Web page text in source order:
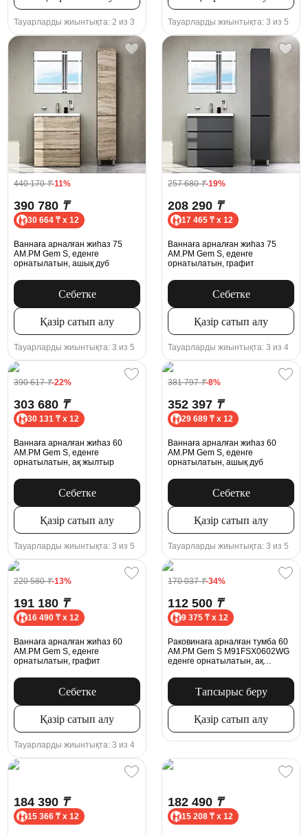
Тауарларды жиынтықта: 2 из 3 Тауарларды жиынтықта: 3 из 5
440 170₸-11%
390 780 ₸
30 664 ₸ x 12
Ваннаға арналған жиһаз 75
AM.PM Gem S, еденге
орнатылатын, ашық дуб
Себетке
Қазір сатып алу
Тауарларды жиынтықта: 3 из 5
257 680₸-19%
208 290 ₸
17 465 ₸ x 12
Ваннаға арналған жиһаз 75
AM.PM Gem S, еденге
орнатылатын, графит
Себетке
Қазір сатып алу
Тауарларды жиынтықта: 3 из 4
390 617₸-22%
303 680 ₸
30 131 ₸ x 12
Ваннаға арналған жиһаз 60
AM.PM Gem S, еденге
орнатылатын, ақ жылтыр
Себетке
Қазір сатып алу
Тауарларды жиынтықта: 3 из 5
381 797₸-8%
352 397 ₸
29 689 ₸ x 12
Ваннаға арналған жиһаз 60
AM.PM Gem S, еденге
орнатылатын, ашық дуб
Себетке
Қазір сатып алу
Тауарларды жиынтықта: 3 из 5
220 580₸-13%
191 180 ₸
16 490 ₸ x 12
Ваннаға арналған жиһаз 60
AM.PM Gem S, еденге
орнатылатын, графит
Себетке
Қазір сатып алу
Тауарларды жиынтықта: 3 из 4
170 037₸-34%
112 500 ₸
9 375 ₸ x 12
Раковинаға арналған тумба 60
AM.PM Gem S M91FSX0602WG
еденге орнатылатын, ақ
Тапсырыс беру
Қазір сатып алу
184 390 ₸
15 366 ₸ x 12
182 490 ₸
15 208 ₸ x 12